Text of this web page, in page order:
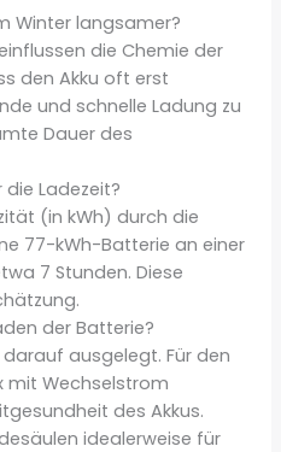
Winter langsamer?
die Chemie der
den Akku oft erst
und schnelle Ladung zu
Dauer des
Ladezeit?
(in kWh) durch die
77-kWh-Batterie an einer
7 Stunden. Diese
der Batterie?
ausgelegt. Für den
mit Wechselstrom
des Akkus.
idealerweise für